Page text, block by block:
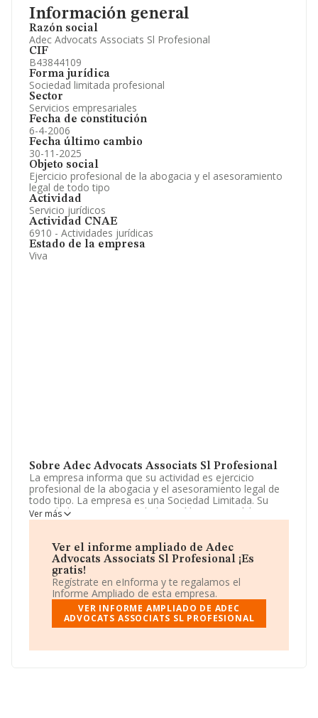
Información general
Razón social
Adec Advocats Associats Sl Profesional
CIF
B43844109
Forma jurídica
Sociedad limitada profesional
Sector
Servicios empresariales
Fecha de constitución
6-4-2006
Fecha último cambio
30-11-2025
Objeto social
Ejercicio profesional de la abogacia y el asesoramiento
legal de todo tipo
Actividad
Servicio jurídicos
Actividad CNAE
6910 - Actividades jurídicas
Estado de la empresa
Viva
Sobre Adec Advocats Associats Sl Profesional
La empresa informa que su actividad es ejercicio
profesional de la abogacia y el asesoramiento legal de
todo tipo. La empresa es una Sociedad Limitada. Su
actividad CNAE es 'Actividades jurídicas' con código
6910. La compañía no tiene actividad en mercados
Para más información es posible contactar a través del
teléfono 977510395.
La empresaAdec Advocats Associats S.L
Profesional, B43844109, se encuentra en Calle De
Rossello núm. 3 2, (43500), en el municipio de Tortosa,
en Tarragona, Cataluña.
Con los datos a disposición de INFORMA sobre 28.030
Ver más
Ver el informe ampliado de Adec
Advocats Associats Sl Profesional ¡Es
gratis!
Regístrate en eInforma y te regalamos el
Informe Ampliado de esta empresa.
VER INFORME AMPLIADO DE ADEC
ADVOCATS ASSOCIATS SL PROFESIONAL
Información oficial y registral complementaria.